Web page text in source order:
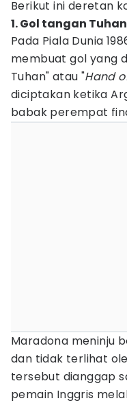
Berikut ini deretan
1. Gol tangan
Pada Piala Dunia
membuat gol yang
Tuhan" atau "Hand
diciptakan ketika
babak perempat
Maradona meninju
dan tidak terlihat
tersebut dianggap
pemain Inggris